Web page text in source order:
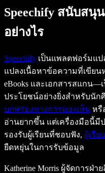
Speechify สนับสนุ
อย่างไร
Speechify เป็นแพลตฟอร์มแป
แปลงเนื้อหาข้อความที่เขีย
eBooks และเอกสารสแกน
ประโยชน์อย่างยิ่งสำหรับนัก
บกพร่องทางการมองเห็น หรื
อ่านยากขึ้น แต่เครื่องมือนี้
รองรับผู้เรียนที่ชอบฟัง, ผู้เรีย
ยืดหยุ่นในการรับข้อมูล
Katherine Morris ผู้จัดการฝ่า